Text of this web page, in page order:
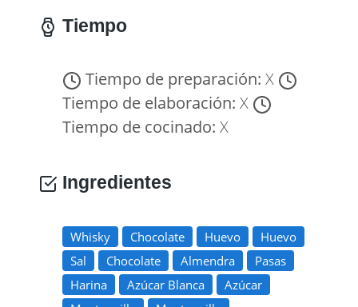
Tiempo
Tiempo de preparación: X
Tiempo de elaboración: X
Tiempo de cocinado: X
Ingredientes
Whisky Chocolate Huevo
Huevo
Sal
Chocolate Almendra
Pasas
Harina
Azúcar Blanca
Azúcar